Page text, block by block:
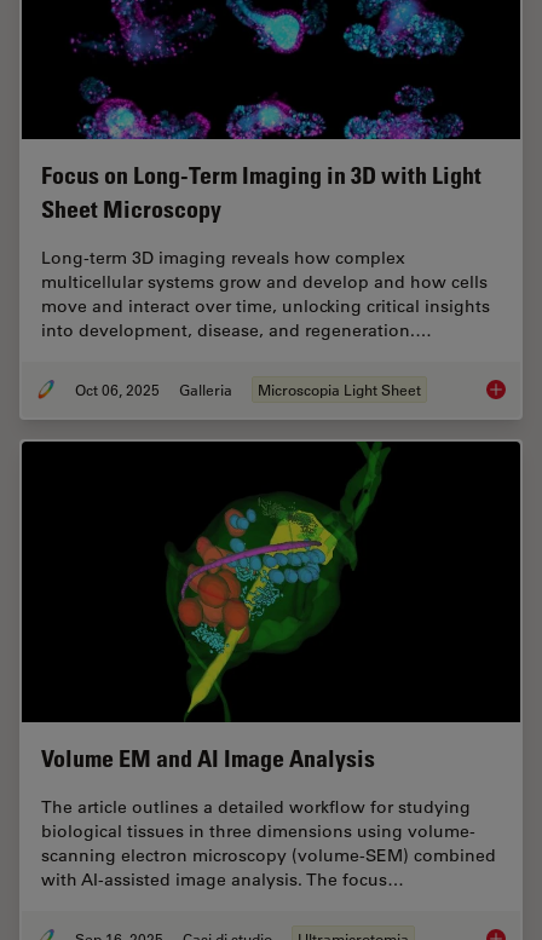
Focus on Long-Term Imaging in 3D with Light
Sheet Microscopy
Long-term 3D imaging reveals how complex
multicellular systems grow and develop and how cells
move and interact over time, unlocking critical insights
into development, disease, and regeneration.…
Oct 06, 2025 Galleria Microscopia Light Sheet Focus
Volume EM and AI Image Analysis
The article outlines a detailed workflow for studying
biological tissues in three dimensions using volume-
scanning electron microscopy (volume-SEM) combined
with AI-assisted image analysis. The focus…